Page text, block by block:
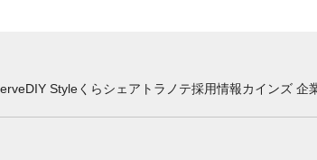
DIY Styleくらシェア トラノテ採用情報カインズ 企